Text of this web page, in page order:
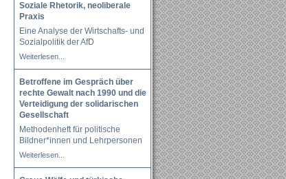
Soziale Rhetorik, neoliberale
Praxis
Eine Analyse der Wirtschafts- und
Sozialpolitik der AfD
Weiterlesen...
Betroffene im Gespräch über
rechte Gewalt nach 1990 und die
Verteidigung der solidarischen
Gesellschaft
Methodenheft für politische
Bildner*innen und Lehrpersonen
Weiterlesen...